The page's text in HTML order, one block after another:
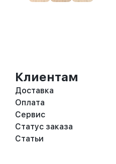
Клиентам
Доставка
Оплата
Сервис
Статус заказа
Статьи